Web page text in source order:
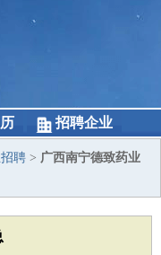
招聘企业
聘 > 广西南宁德致药业